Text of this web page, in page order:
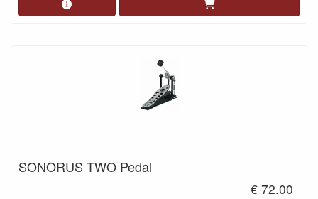
SONORUS TWO Pedal
€ 72.00